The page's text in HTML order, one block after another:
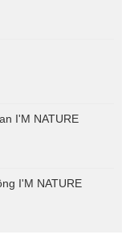
I'M NATURE
I'M NATURE